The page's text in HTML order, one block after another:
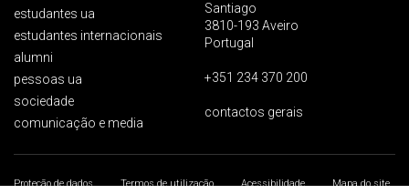
estudantes ua
estudantes internacionais
alumni
pessoas ua
sociedade
comunicação e media
Santiago
3810-193 Aveiro
Portugal
+351 234 370 200
contactos gerais
Proteção de dados Termos de utilização Acessibilidade Mapa do site